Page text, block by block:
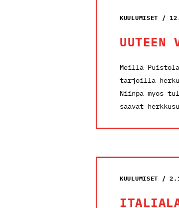
KUULUMISET /
UUTEEN
Meillä
tarjoilla
Niinpä myös
saavat
KUULUMISET /